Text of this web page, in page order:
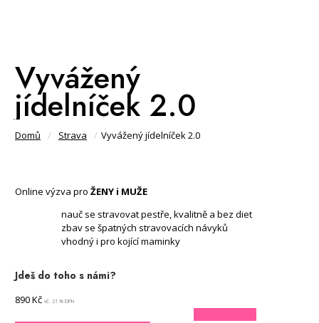
Vyvážený
jídelníček 2.0
Domů / Strava / Vyvážený jídelníček 2.0
Online výzva pro ŽENY i MUŽE
nauč se stravovat pestře, kvalitně a bez diet
zbav se špatných stravovacích návyků
vhodný i pro kojící maminky
Jdeš do toho s námi?
890Kč vč. 21 % DPH